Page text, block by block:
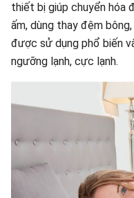
thiết bị giúp chuyển hóa
ấm, dùng thay đệm
được sử dụng phổ biến
ngưỡng lạnh, cực lạnh.